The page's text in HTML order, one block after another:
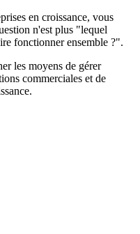
en croissance, vous
n'est plus "lequel
fonctionner ensemble ?".
les moyens de gérer
commerciales et de